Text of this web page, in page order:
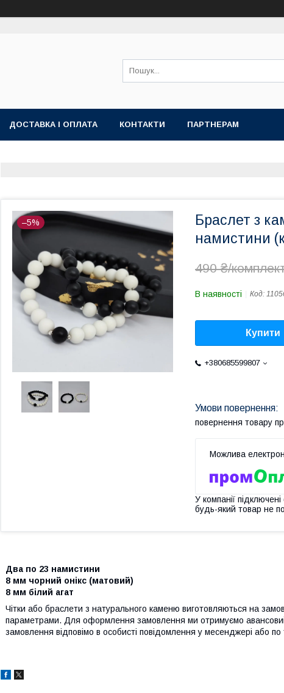
ДОСТАВКА І ОПЛАТА КОНТАКТИ ПАРТНЕРАМ
–5%
Браслет з
намистини
490 ₴/
В наявності Код:
Купити
+380685599807
повернення товару
У компанії
будь-який товар не
Два по 23 намистини
8 мм чорний онікс (матовий)
8 мм білий агат
Чітки або браслети з натурального каменю виготовляються на
параметрами. Для оформлення замовлення ми отримуємо
замовлення відповімо в особисті повідомлення у месенджері або